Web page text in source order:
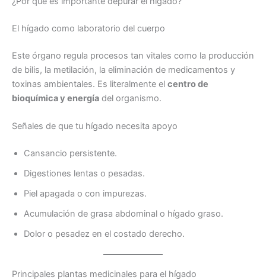
El hígado como laboratorio del cuerpo
Este órgano regula procesos tan vitales como la producción
de bilis, la metilación, la eliminación de medicamentos y
toxinas ambientales. Es literalmente el centro de
bioquímica y energía del organismo.
Señales de que tu hígado necesita apoyo
Cansancio persistente.
Digestiones lentas o pesadas.
Piel apagada o con impurezas.
Acumulación de grasa abdominal o hígado graso.
Dolor o pesadez en el costado derecho.
Principales plantas medicinales para el hígado